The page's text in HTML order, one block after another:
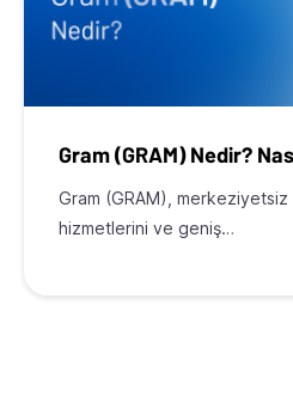
Gram (GRAM) Nedir?
Gram (GRAM), merkeziyetsiz
hizmetlerini ve geniş…